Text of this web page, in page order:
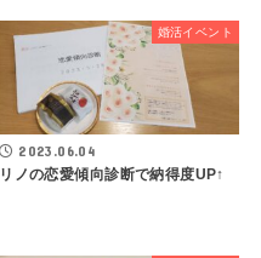
婚活イベント
2023.06.04
リノの恋愛傾向診断で納得度UP↑